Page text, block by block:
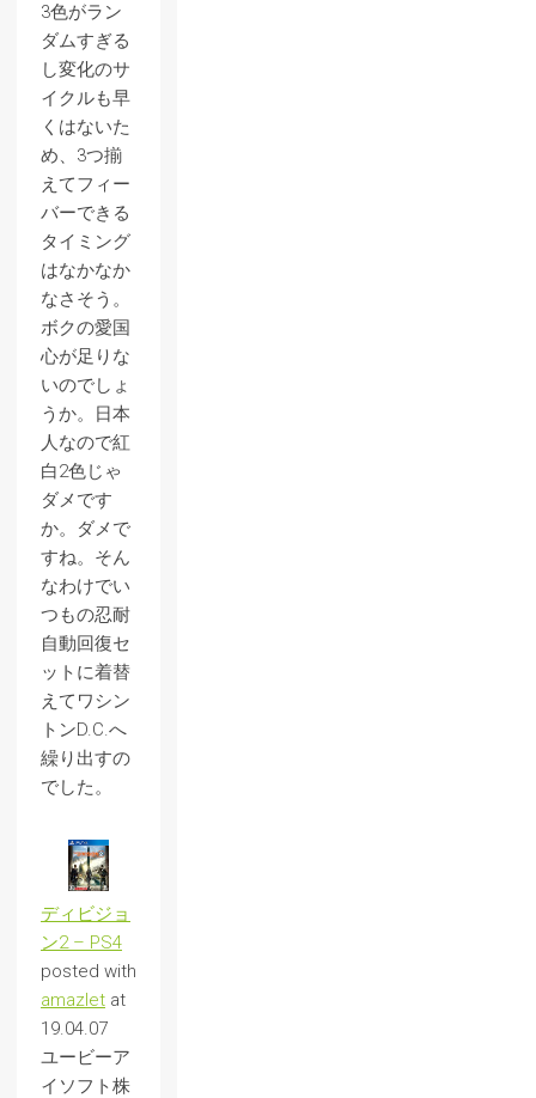
3色がラン
ダムすぎる
し変化のサ
イクルも早
くはないた
め、3つ揃
えてフィー
バーできる
タイミング
はなかなか
なさそう。
ボクの愛国
心が足りな
いのでしょ
うか。日本
人なので紅
白2色じゃ
ダメです
か。ダメで
すね。そん
なわけでい
つもの忍耐
自動回復セ
ットに着替
えてワシン
トンD.C.へ
繰り出すの
でした。
ディビジョ
ン2 – PS4
posted with
amazlet at
19.04.07
ユービーア
イソフト株